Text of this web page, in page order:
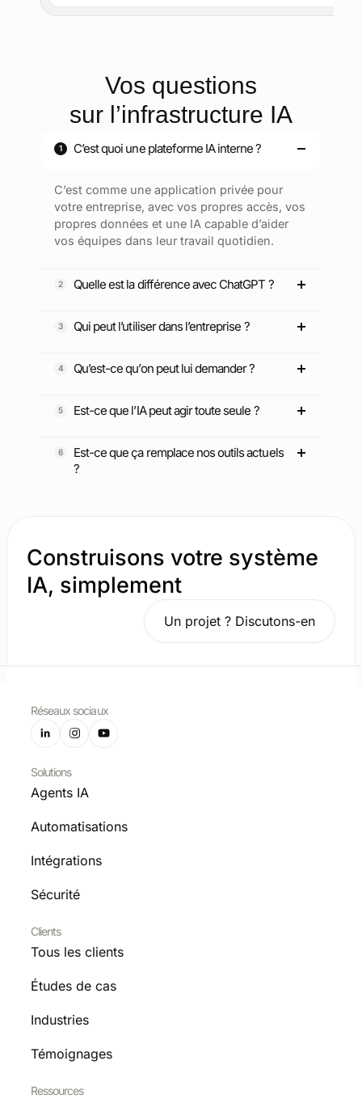
Vos questions
sur l’infrastructure IA
C’est quoi une plateforme IA interne ?
C’est comme une application privée pour
votre entreprise, avec vos propres accès, vos
propres données et une IA capable d’aider
vos équipes dans leur travail quotidien.
Quelle est la différence avec ChatGPT ?
Qui peut l’utiliser dans l’entreprise ?
Qu’est-ce qu’on peut lui demander ?
Est-ce que l’IA peut agir toute seule ?
Est-ce que ça remplace nos outils actuels
?
Construisons votre système
IA, simplement
Un projet ? Discutons-en
Réseaux sociaux
Solutions
Agents IA
Automatisations
Intégrations
Sécurité
Clients
Tous les clients
Études de cas
Industries
Témoignages
Ressources